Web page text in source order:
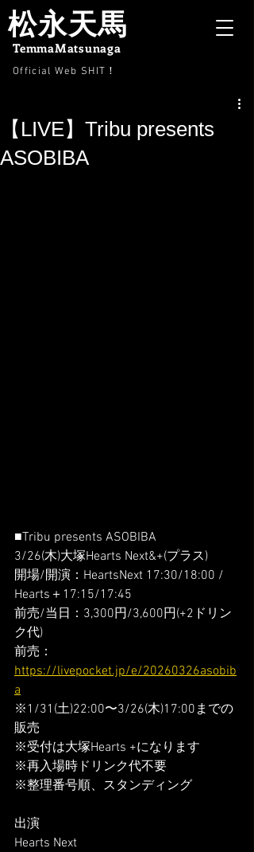
Official Web SHIT ！
松永天馬
TemmaMatsunaga
【LIVE】Tribu presents
ASOBIBA
■Tribu presents ASOBIBA
3/26(木)大塚Hearts Next&+(プラス)
開場/開演：HeartsNext 17:30/18:00 /
Hearts＋17:15/17:45
前売/当日：3,300円/3,600円(+2ドリン
ク代)
前売：
https://livepocket.jp/e/20260326asobib
a
※1/31(土)22:00〜3/26(木)17:00までの
販売
※受付は大塚Hearts +になります
※再入場時ドリンク代不要
※整理番号順、スタンディング
出演
Hearts Next